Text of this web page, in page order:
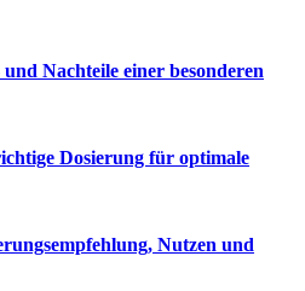
Nachteile einer besonderen
Dosierung für optimale
Nutzen und